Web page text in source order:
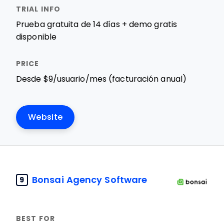
Prueba gratuita de 14 días + demo gratis
disponible
Desde $9/usuario/mes (facturación anual)
Website
9 Bonsai Agency Software